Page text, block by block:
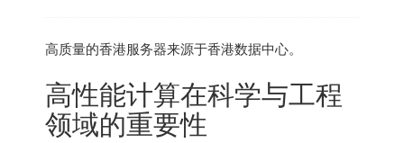
高质量的香港服务器来源于香港数据中心。
高性能计算在科学与工程
领域的重要性